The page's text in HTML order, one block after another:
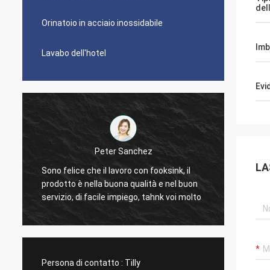
Orinatoio in acciaio inossidabile
Lavabo dell'hotel
Peter Sanchez
Sono felice che il lavoro con fooksink, il
prodotto è nella buona qualità e nel buon
servizio, di facile impiego, tahnk voi molto
È
La
moda.
Persona di contatto : Tilly